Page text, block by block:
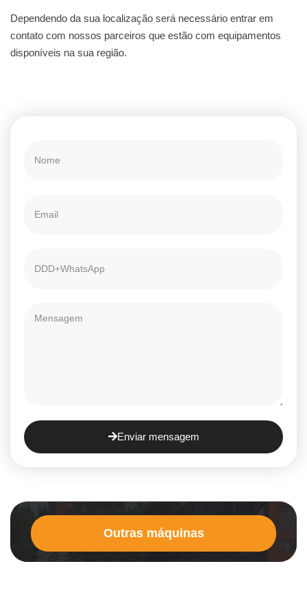
Dependendo da sua localização será necessário entrar em
contato com nossos parceiros que estão com equipamentos
disponíveis na sua região.
Enviar mensagem
Outras máquinas